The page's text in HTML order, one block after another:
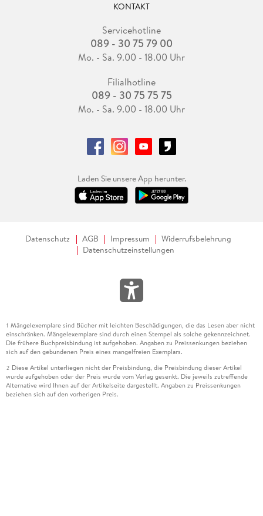
KONTAKT
Servicehotline
089 - 30 75 79 00
Mo. - Sa. 9.00 - 18.00 Uhr
Filialhotline
089 - 30 75 75 75
Mo. - Sa. 9.00 - 18.00 Uhr
Laden Sie unsere App herunter.
Datenschutz AGB Impressum
Widerrufsbelehrung
Datenschutzeinstellungen
1 Mängelexemplare sind Bücher mit leichten Beschädigungen, die das Lesen aber nicht
einschränken. Mängelexemplare sind durch einen Stempel als solche gekennzeichnet.
Die frühere Buchpreisbindung ist aufgehoben. Angaben zu Preissenkungen beziehen
sich auf den gebundenen Preis eines mangelfreien Exemplars.
2 Diese Artikel unterliegen nicht der Preisbindung, die Preisbindung dieser Artikel
wurde aufgehoben oder der Preis wurde vom Verlag gesenkt. Die jeweils zutreffende
Alternative wird Ihnen auf der Artikelseite dargestellt. Angaben zu Preissenkungen
beziehen sich auf den vorherigen Preis.